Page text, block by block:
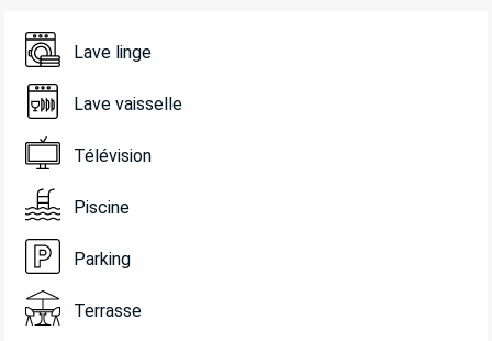
Lave linge
Lave vaisselle
Télévision
Piscine
Parking
Terrasse